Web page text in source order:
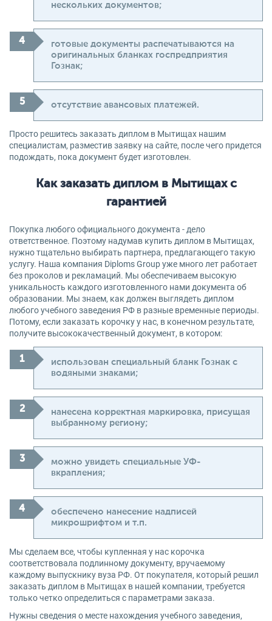
нескольких документов;
готовые документы распечатываются на
оригинальных бланках госпредприятия
Гознак;
отсутствие авансовых платежей.
Просто решитесь заказать диплом в Мытищах нашим
специалистам, разместив заявку на сайте, после чего придется
подождать, пока документ будет изготовлен.
Как заказать диплом в Мытищах с
гарантией
Покупка любого официального документа - дело
ответственное. Поэтому надумав купить диплом в Мытищах,
нужно тщательно выбирать партнера, предлагающего такую
услугу. Наша компания Diploms Group уже много лет работает
без проколов и рекламаций. Мы обеспечиваем высокую
уникальность каждого изготовленного нами документа об
образовании. Мы знаем, как должен выглядеть диплом
любого учебного заведения РФ в разные временные периоды.
Потому, если заказать корочку у нас, в конечном результате,
получите высококачественный документ, в котором:
использован специальный бланк Гознак с
водяными знаками;
нанесена корректная маркировка, присущая
выбранному региону;
можно увидеть специальные УФ-
вкрапления;
обеспечено нанесение надписей
микрошрифтом и т.п.
Мы сделаем все, чтобы купленная у нас корочка
соответствовала подлинному документу, вручаемому
каждому выпускнику вуза РФ. От покупателя, который решил
заказать диплом в Мытищах в нашей компании, требуется
только четко определиться с параметрами заказа.
Нужны сведения о месте нахождения учебного заведения,